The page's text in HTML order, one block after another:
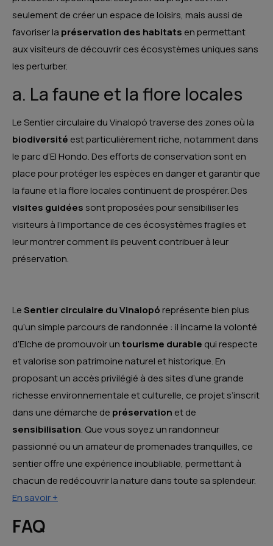
seulement de créer un espace de loisirs, mais aussi de
favoriser la préservation des habitats en permettant
aux visiteurs de découvrir ces écosystèmes uniques sans
les perturber.
a. La faune et la flore locales
Le Sentier circulaire du Vinalopó traverse des zones où la
biodiversité est particulièrement riche, notamment dans
le parc d’El Hondo. Des efforts de conservation sont en
place pour protéger les espèces en danger et garantir que
la faune et la flore locales continuent de prospérer. Des
visites guidées sont proposées pour sensibiliser les
visiteurs à l’importance de ces écosystèmes fragiles et
leur montrer comment ils peuvent contribuer à leur
préservation.
LeSentier circulaire du Vinalopó représente bien plus
qu’un simple parcours de randonnée : il incarne la volonté
d’Elche de promouvoir untourisme durable qui respecte
et valorise son patrimoine naturel et historique. En
proposant un accès privilégié à des sites d’une grande
richesse environnementale et culturelle, ce projet s’inscrit
dans une démarche de préservation et de
sensibilisation. Que vous soyez un randonneur
passionné ou un amateur de promenades tranquilles, ce
sentier offre une expérience inoubliable, permettant à
chacun de redécouvrir la nature dans toute sa splendeur.
En savoir +
FAQ